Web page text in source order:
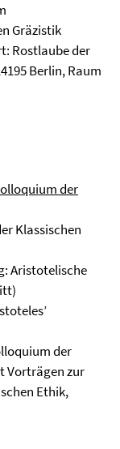
Gräzistik
Rostlaube der
Berlin, Raum
der
Klassischen
Aristotelische
der
Vorträgen zur
Ethik,